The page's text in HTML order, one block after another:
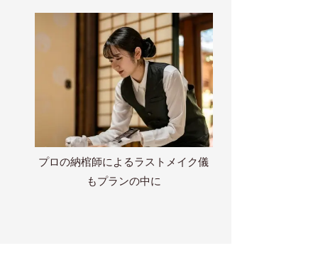
プロの納棺師によるラストメイク儀
もプランの中に